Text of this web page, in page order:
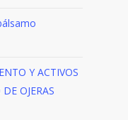
Y ACTIVOS
OJERAS